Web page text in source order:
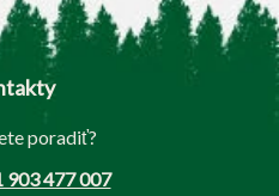
poradiť?
903 477 007